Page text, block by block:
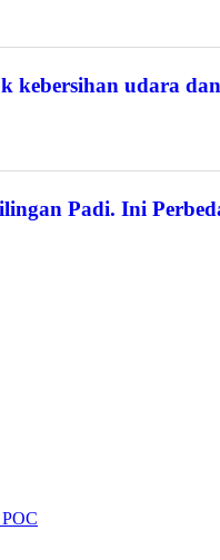
kebersihan udara
Padi. Ini